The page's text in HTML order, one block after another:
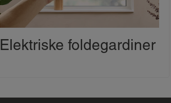
Elektriske foldegardiner